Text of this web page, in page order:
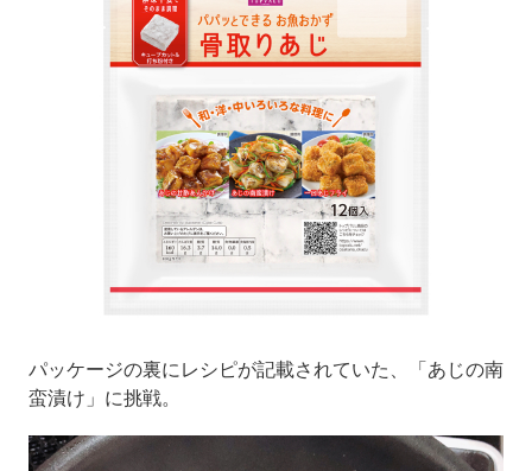
パッケージの裏にレシピが記載されていた、「あじの南
蛮漬け」に挑戦。